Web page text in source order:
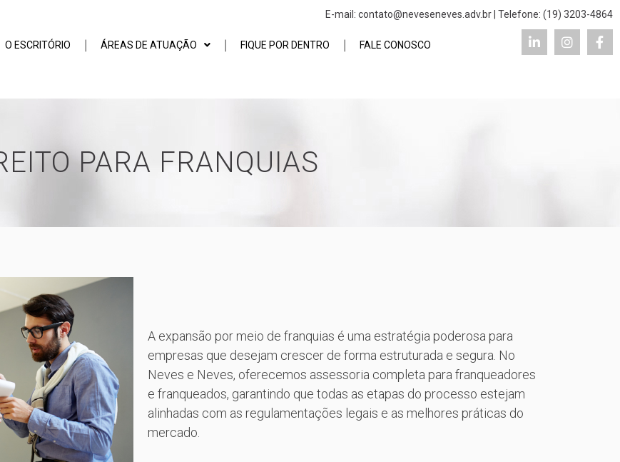
E-mail: contato@neveseneves.adv.br | Telefone: (19) 3203-4864
O ESCRITÓRIO ÁREAS DE ATUAÇÃO FIQUE POR DENTRO FALE CONOSCO
PARA FRANQUIAS
A expansão por meio de franquias é uma estratégia poderosa para
empresas que desejam crescer de forma estruturada e segura. No
Neves e Neves, oferecemos assessoria completa para franqueadores
e franqueados, garantindo que todas as etapas do processo estejam
alinhadas com as regulamentações legais e as melhores práticas do
mercado.